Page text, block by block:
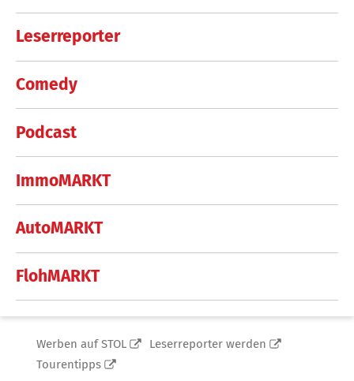
Leserreporter
Comedy
Podcast
ImmoMARKT
AutoMARKT
FlohMARKT
Werben auf STOL
Leserreporter werden
Tourentipps